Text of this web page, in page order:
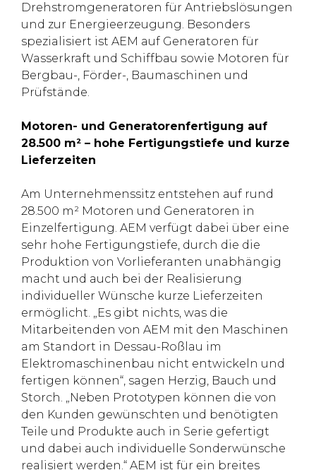
Drehstromgeneratoren für Antriebslösungen
und zur Energieerzeugung. Besonders
spezialisiert ist AEM auf Generatoren für
Wasserkraft und Schiffbau sowie Motoren für
Bergbau-, Förder-, Baumaschinen und
Prüfstände.
Motoren- und Generatorenfertigung auf
28.500 m² – hohe Fertigungstiefe und kurze
Lieferzeiten
Am Unternehmenssitz entstehen auf rund
28.500 m² Motoren und Generatoren in
Einzelfertigung. AEM verfügt dabei über eine
sehr hohe Fertigungstiefe, durch die die
Produktion von Vorlieferanten unabhängig
macht und auch bei der Realisierung
individueller Wünsche kurze Lieferzeiten
ermöglicht. „Es gibt nichts, was die
Mitarbeitenden von AEM mit den Maschinen
am Standort in Dessau-Roßlau im
Elektromaschinenbau nicht entwickeln und
fertigen können“, sagen Herzig, Bauch und
Storch. „Neben Prototypen können die von
den Kunden gewünschten und benötigten
Teile und Produkte auch in Serie gefertigt
und dabei auch individuelle Sonderwünsche
realisiert werden.“ AEM ist für ein breites